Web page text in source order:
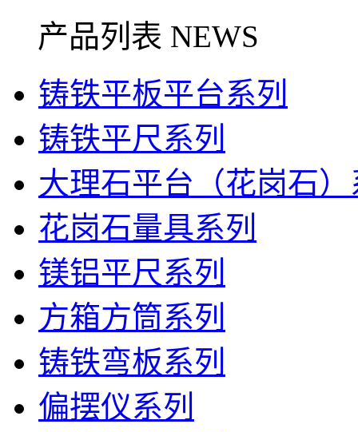
产品列表 NEWS
铸铁平板平台系列
铸铁平尺系列
大理石平台（花岗石）
花岗石量具系列
镁铝平尺系列
方箱方筒系列
铸铁弯板系列
偏摆仪系列